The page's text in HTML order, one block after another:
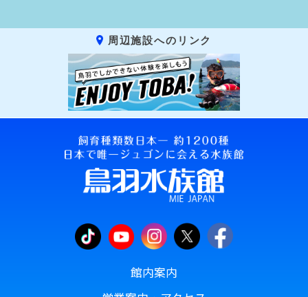
周辺施設へのリンク
館内案内